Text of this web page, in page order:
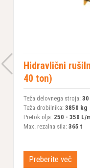
Hidravlični
40 ton)
Teža delovnega stroja:
Teža drobilnika: 3850 kg
Pretok olja: 250 - 350 L/
Max. rezalna sila: 365 t
Preberite več